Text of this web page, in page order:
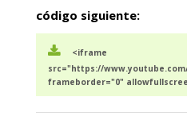
código siguiente:
<iframe
src="https://
frameborder="0"